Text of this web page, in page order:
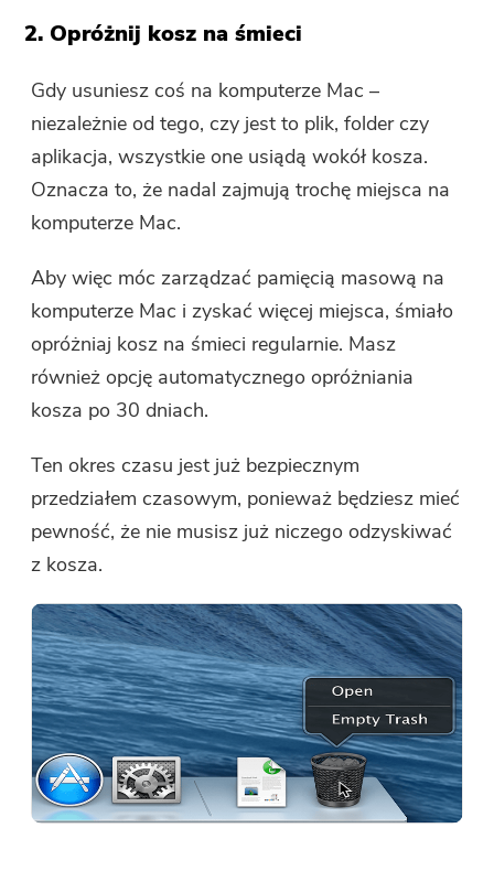
2. Opróżnij kosz na śmieci
Gdy usuniesz coś na komputerze Mac –
niezależnie od tego, czy jest to plik, folder czy
aplikacja, wszystkie one usiądą wokół kosza.
Oznacza to, że nadal zajmują trochę miejsca na
komputerze Mac.
Aby więc móc zarządzać pamięcią masową na
komputerze Mac i zyskać więcej miejsca, śmiało
opróżniaj kosz na śmieci regularnie. Masz
również opcję automatycznego opróżniania
kosza po 30 dniach.
Ten okres czasu jest już bezpiecznym
przedziałem czasowym, ponieważ będziesz mieć
pewność, że nie musisz już niczego odzyskiwać
z kosza.
komputerze Mac. Możesz podać
swój adres e-mail, aby uzyskać
link do pobrania i kod kuponu.
Jeśli chcesz kupić
oprogramowanie, kliknijsklep.
Wpisz poprawny adres e-mail.
Wyślij
Dziękujemy za subskrypcję!
Dziękujemy za subskrypcję!
Link do pobrania i kod kuponu
zostały wysłane na Twój adres e-
mail user@email.com. Możesz także
kliknąć przycisk, aby bezpośrednio
Kup teraz